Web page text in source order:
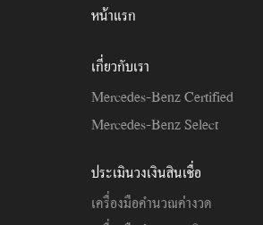
หน้าแรก
เกี่ยวกับเรา
Mercedes-Benz Certified
Mercedes-Benz Select
ประเมินวงเงินสินเชื่อ
เครื่องมือคำนวณค่างวด